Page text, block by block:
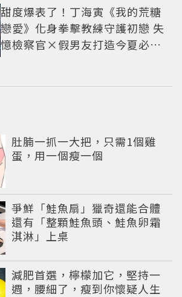
甜度爆表了！丁海寅《我的荒糖
戀愛》化身拳擊教練守護初戀 失
憶檢察官×假男友打造今夏必看
肚腩一抓一大把，只需1個雞
蛋，用一個瘦一個
爭鮮「鮭魚扇」獵奇還能合體
還有「整顆鮭魚頭、鮭魚卵霜
淇淋」上桌
減肥首選，檸檬加它，堅持一
週，腰細了，瘦到你懷疑人生